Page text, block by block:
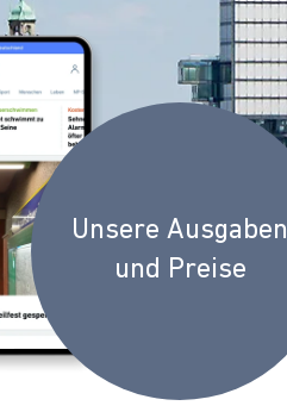
Unsere Ausgaben
und Preise